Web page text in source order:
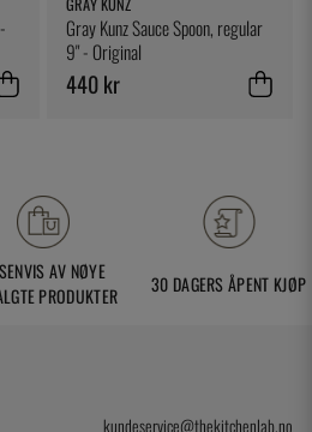
Gray Kunz Sauce Spoon, regular
9" - Original
440 kr
AV NØYE
PRODUKTER
30 DAGERS ÅPENT KJØP
kundeservice@thekitchenlab.no